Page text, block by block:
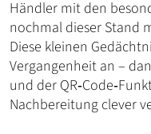
Händler mit den
nochmal dieser Stand
Diese kleinen
Vergangenheit an –
und der
Nachbereitung clever